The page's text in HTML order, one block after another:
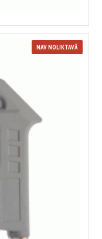
NAV NOLIKTAVĀ